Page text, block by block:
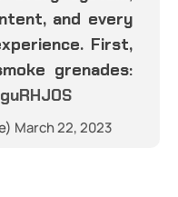
and every
First,
grenades:
March 22, 2023